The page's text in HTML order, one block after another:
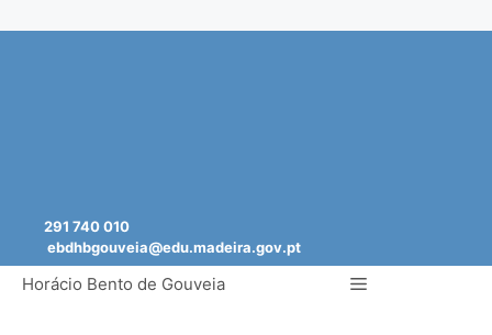
291 740 010
ebdhbgouveia@edu.madeira.gov.pt
Horácio Bento de Gouveia Menu